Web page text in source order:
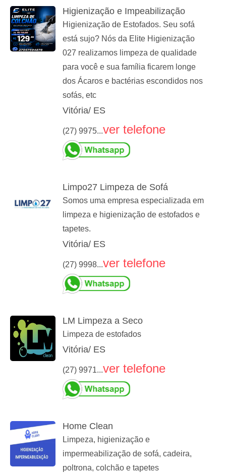
Higienização e Impeabilização
Higienização de Estofados. Seu sofá
está sujo? Nós da Elite Higienização
027 realizamos limpeza de qualidade
para você e sua família ficarem longe
dos Ácaros e bactérias escondidos nos
sofás, etc
Vitória/ ES
(27) 9975...ver telefone
Limpo27 Limpeza de Sofá
Somos uma empresa especializada em
limpeza e higienização de estofados e
tapetes.
Vitória/ ES
(27) 9998...ver telefone
LM Limpeza a Seco
Limpeza de estofados
Vitória/ ES
(27) 9971...ver telefone
Home Clean
Limpeza, higienização e
impermeabilização de sofá, cadeira,
poltrona, colchão e tapetes